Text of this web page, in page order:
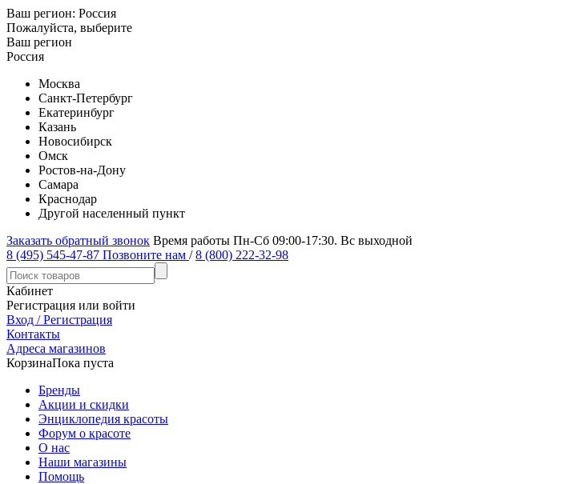
Ваш регион: Россия
Пожалуйста, выберите
Ваш регион
Россия
Москва
Санкт-Петербург
Екатеринбург
Казань
Новосибирск
Омск
Ростов-на-Дону
Самара
Краснодар
Другой населенный пункт
Заказать обратный звонок Время работы Пн-Сб 09:00-17:30. Вс выходной
8 (495) 545-47-87 Позвоните нам / 8 (800) 222-32-98
Кабинет
Регистрация или войти
Вход / Регистрация
Контакты
Адреса магазинов
КорзинаПока пуста
Бренды
Акции и скидки
Энциклопедия красоты
Форум о красоте
О нас
Наши магазины
Помощь